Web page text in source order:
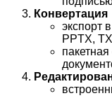
Конвертация
экспорт
PPTX,